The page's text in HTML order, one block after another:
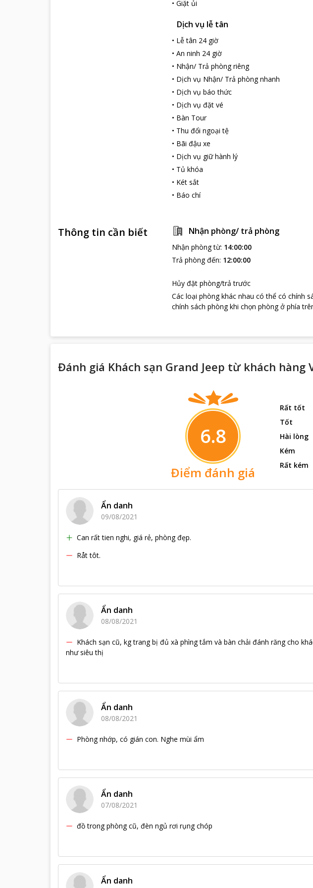
• Giặt ủi
Dịch vụ lễ tân
• Lễ tân 24 giờ
• An ninh 24 giờ
• Nhận/ Trả phòng riêng
• Dịch vụ Nhận/ Trả phòng nhanh
• Dịch vụ báo thức
• Dịch vụ đặt vé
• Bàn Tour
• Thu đổi ngoại tệ
• Bãi đậu xe
• Dịch vụ giữ hành lý
• Tủ khóa
• Két sắt
• Báo chí
Thông tin cần biết Nhận phòng/ trả phòng
Nhận phòng từ: 14:00:00
Trả phòng đến: 12:00:00
Hủy đặt phòng/trả trước
Các loại phòng khác nhau có thể có chính
chính sách phòng khi chọn phòng ở phía
Đánh giá Khách sạn Grand Jeep từ khách hàng
6.8
Điểm đánh giá
Rất tốt
Tốt
Hài lòng
Kém
Rất kém
Ẩn danh
09/08/2021
Can rất tien nghi, giá rẻ, phòng đẹp.
Råt tôt.
Ẩn danh
08/08/2021
Khách sạn cũ, kg trang bị đủ xà phìng tắm và bàn chải đánh răng cho
như siêu thị
Ẩn danh
08/08/2021
Phòng nhớp, có gián con. Nghe mùi ẩm
Ẩn danh
07/08/2021
đồ trong phòng cũ, đèn ngủ rơi rụng chóp
Ẩn danh